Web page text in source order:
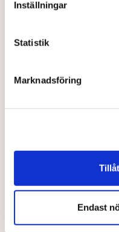
Inställningar
Statistik
Marknadsföring
Endast
frågan.
Rätten har sina
En sådan aspekt är
industriområde. Det
gränser.
–
maskiner, sabotera
Ogräsfröspridningen
utredas som
polisen ska kunna